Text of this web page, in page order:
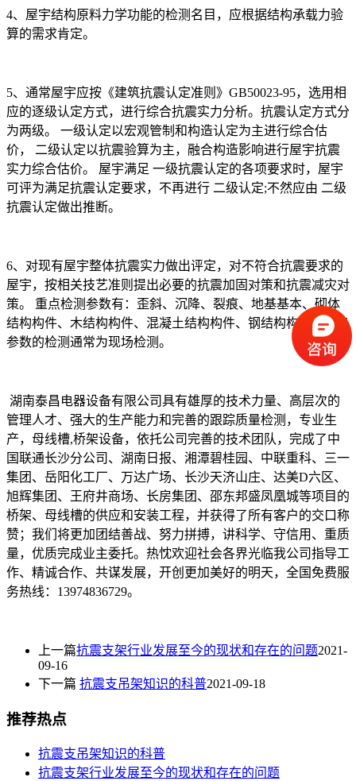
4、屋宇结构原料力学功能的检测名目，应根据结构承载力验
算的需求肯定。
5、通常屋宇应按《建筑抗震认定准则》GB50023-95，选用相
应的逐级认定方式，进行综合抗震实力分析。抗震认定方式分
为两级。 一级认定以宏观管制和构造认定为主进行综合估
价， 二级认定以抗震验算为主，融合构造影响进行屋宇抗震
实力综合估价。 屋宇满足 一级抗震认定的各项要求时，屋宇
可评为满足抗震认定要求，不再进行 二级认定;不然应由 二级
抗震认定做出推断。
6、对现有屋宇整体抗震实力做出评定，对不符合抗震要求的
屋宇，按相关技艺准则提出必要的抗震加固对策和抗震减灾对
策。 重点检测参数有：歪斜、沉降、裂痕、地基基本、砌体
结构构件、木结构构件、混凝土结构构件、钢结构构件等，各
参数的检测通常为现场检测。
湖南泰昌电器设备有限公司具有雄厚的技术力量、高层次的
管理人才、强大的生产能力和完善的跟踪质量检测，专业生
产，母线槽,桥架设备，依托公司完善的技术团队，完成了中
国联通长沙分公司、湖南日报、湘潭碧桂园、中联重科、三一
集团、岳阳化工厂、万达广场、长沙天济山庄、达美D六区、
旭辉集团、王府井商场、长房集团、邵东邦盛凤凰城等项目的
桥架、母线槽的供应和安装工程，并获得了所有客户的交口称
赞；我们将更加团结善战、努力拼搏，讲科学、守信用、重质
量，优质完成业主委托。热忱欢迎社会各界光临我公司指导工
作、精诚合作、共谋发展，开创更加美好的明天，全国免费服
务热线：13974836729。
上一篇抗震支架行业发展至今的现状和存在的问题2021-
09-16
下一篇 抗震支吊架知识的科普2021-09-18
推荐热点
抗震支吊架知识的科普
抗震支架行业发展至今的现状和存在的问题